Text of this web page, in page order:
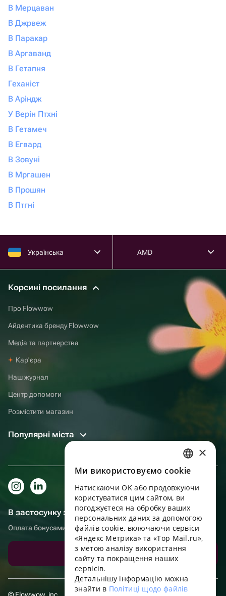
В Мерцаван
В Джрвеж
В Паракар
В Аргаванд
В Гетапня
Геханіст
В Аріндж
У Верін Птхні
В Гетамеч
В Егвард
В Зовуні
В Мргашен
В Прошян
В Птгні
Українська AMD
Корсині посилання
Про Flowwow
Айдентика бренду Flowwow
Медіа та партнерства
Карʼєра
Наш журнал
Центр допомоги
Розмістити магазин
Популярні міста
В застосунку зручніше!
Оплата бонусами, самовивіз, зручний чат підтримки
Завантажити додаток
© Flowwow, inc
RUSSIAN
ENGLISH
UKRAINIAN
PORTUGUESE
SPANISH
HUNGARIAN
FRENCH
×
Ми використовуємо cookie
Натискаючи OK або продовжуючи
користуватися цим сайтом, ви
погоджуєтеся на обробку ваших
персональних даних за допомогою
файлів cookie, включаючи сервіси
«Яндекс Метрика» та «Top Mail.ru»,
з метою аналізу використання
сайту та покращення наших
сервісів.
Детальнішу інформацію можна
знайти в Політиці щодо файлів